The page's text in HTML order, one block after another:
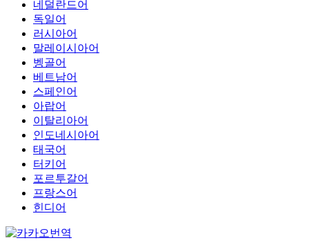
네덜란드어
독일어
러시아어
말레이시아어
벵골어
베트남어
스페인어
아랍어
이탈리아어
인도네시아어
태국어
터키어
포르투갈어
프랑스어
힌디어